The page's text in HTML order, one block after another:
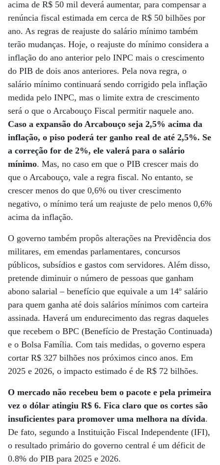
acima de R$ 50 mil deverá aumentar, para compensar a
renúncia fiscal estimada em cerca de R$ 50 bilhões por
ano. As regras de reajuste do salário mínimo também
terão mudanças. Hoje, o reajuste do mínimo considera a
inflação do ano anterior pelo INPC mais o crescimento
do PIB de dois anos anteriores. Pela nova regra, o
salário mínimo continuará sendo corrigido pela inflação
medida pelo INPC, mas o limite extra de crescimento
será o que o Arcabouço Fiscal permitir naquele ano.
Caso a expansão do Arcabouço seja 2,5% acima da
inflação, o piso poderá ter ganho real de até 2,5%. Se
a correção for de 2%, ele valerá para o salário
mínimo. Mas, no caso em que o PIB crescer mais do
que o Arcabouço, vale a regra fiscal. No entanto, se
crescer menos do que 0,6% ou tiver crescimento
negativo, o mínimo terá um reajuste de pelo menos 0,6%
acima da inflação.
O governo também propôs alterações na Previdência dos
militares, em emendas parlamentares, concursos
públicos, subsídios e gastos com servidores. Além disso,
pretende diminuir o número de pessoas que ganham
abono salarial – benefício que equivale a um 14º salário
para quem ganha até dois salários mínimos com carteira
assinada. Haverá um endurecimento das regras daqueles
que recebem o BPC (Benefício de Prestação Continuada)
e o Bolsa Família. Com tais medidas, o governo espera
cortar R$ 327 bilhões nos próximos cinco anos. Em
2025 e 2026, o impacto estimado é de R$ 72 bilhões.
O mercado não recebeu bem o pacote e pela primeira
vez o dólar atingiu R$ 6. Fica claro que os cortes são
insuficientes para promover uma melhora na dívida.
De fato, segundo a Instituição Fiscal Independente (IFI),
o resultado primário do governo central é um déficit de
0.8% do PIB para 2025 e 2026.